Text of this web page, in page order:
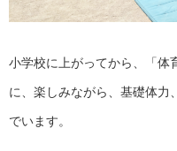
小学校に上がってから、「体
に、楽しみながら、基礎体力
でいます。